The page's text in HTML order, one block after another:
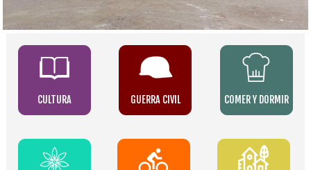
CULTURA GUERRA CIVIL COMER Y DORMIR